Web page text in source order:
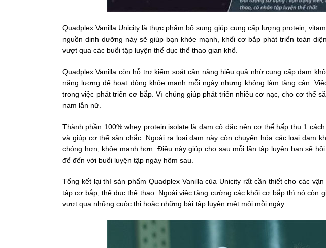
Quadplex Vanilla Unicity là thực phẩm bổ sung giúp cung cấp lượng protein,
nguồn dinh dưỡng này sẽ giúp bạn khỏe mạnh, khối cơ bắp phát triển toàn
vượt qua các buổi tập luyện thể dục thể thao gian khổ.
Quadplex Vanilla còn hỗ trợ kiểm soát cân nặng hiệu quả nhờ cung cấp đạm
năng lượng để hoạt động khỏe mạnh mỗi ngày nhưng không làm tăng cân.
trong việc phát triển cơ bắp. Vì chúng giúp phát triển nhiều cơ nạc, cho cơ thể
nam lẫn nữ.
Thành phần 100% whey protein isolate là đạm cô đặc nên cơ thể hấp thu 1
và giúp cơ thể săn chắc. Ngoài ra loại đạm này còn chuyển hóa các loại đạm
chóng hơn, khỏe mạnh hơn. Điều này giúp cho sau mỗi lần tập luyện bạn sẽ
để đến với buổi luyện tập ngày hôm sau.
Tổng kết lại thì sản phẩm Quadplex Vanilla của Unicity rất cần thiết cho các
tập cơ bắp, thể dục thể thao. Ngoài việc tăng cường các khối cơ bắp thì nó còn
vượt qua những cuộc thi hoặc những bài tập luyện mệt mỏi mỗi ngày.